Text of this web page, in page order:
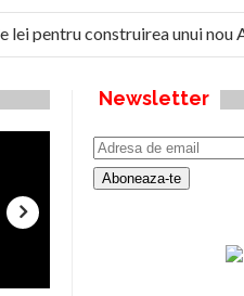
pentru construirea unui nou
Newsletter